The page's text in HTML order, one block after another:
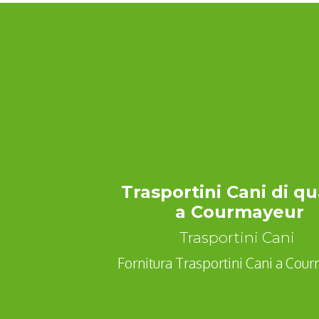
Trasportini Cani di
a Courmayeur
Trasportini Cani
Fornitura Trasportini Cani a